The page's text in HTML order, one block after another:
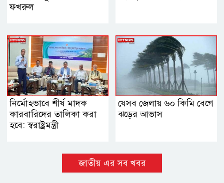
ফখরুল
নির্মোহভাবে শীর্ষ মাদক
কারবারিদের তালিকা করা
হবে: স্বরাষ্ট্রমন্ত্রী
যেসব জেলায় ৬০ কিমি বেগে
ঝড়ের আভাস
জাতীয় এর সব খবর